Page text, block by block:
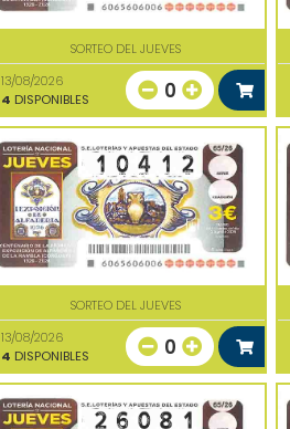
SORTEO DEL JUEVES
13/08/2026
4 DISPONIBLES 0
SORTEO DEL JUEVES
13/08/2026
4 DISPONIBLES 0